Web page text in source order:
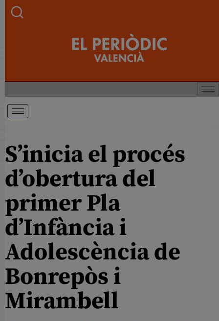
S’inicia el procés
d’obertura del
primer Pla
d’Infància i
Adolescència de
Bonrepòs i
Mirambell